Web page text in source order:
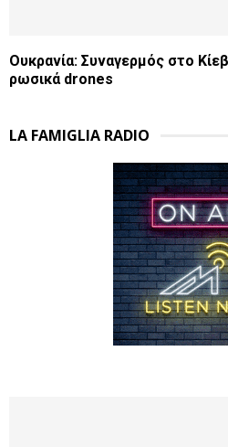
Ουκρανία: Συναγερμός στο
ρωσικά drones
LA FAMIGLIA RADIO